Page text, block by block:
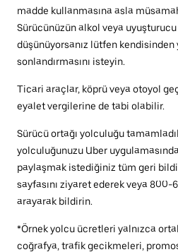
madde kullanmasına asla
Sürücünüzün alkol veya
düşünüyorsanız lütfen
sonlandırmasını isteyin.
Ticari araçlar, köprü veya otoyol
eyalet vergilerine de tabi olabilir.
Sürücü ortağı yolculuğu
yolculuğunuzu Uber
paylaşmak istediğiniz tüm geri
sayfasını ziyaret ederek veya
arayarak bildirin.
*Örnek yolcu ücretleri yalnızca
coğrafya, trafik gecikmeleri,